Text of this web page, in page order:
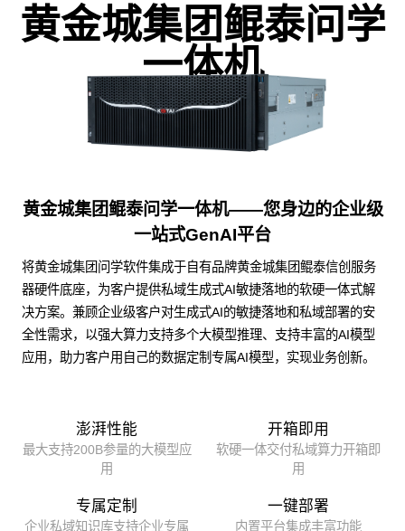
黄金城集团鲲泰问学
一体机
黄金城集团鲲泰问学一体机——您身边的企业级
一站式GenAI平台
将黄金城集团问学软件集成于自有品牌黄金城集团鲲泰信创服务
器硬件底座，为客户提供私域生成式AI敏捷落地的软硬一体式解
决方案。兼顾企业级客户对生成式AI的敏捷落地和私域部署的安
全性需求，以强大算力支持多个大模型推理、支持丰富的AI模型
应用，助力客户用自己的数据定制专属AI模型，实现业务创新。
澎湃性能
最大支持200B参量的大模型应
用
开箱即用
软硬一体交付私域算力开箱即
用
专属定制
企业私域知识库支持企业专属
一键部署
内置平台集成丰富功能